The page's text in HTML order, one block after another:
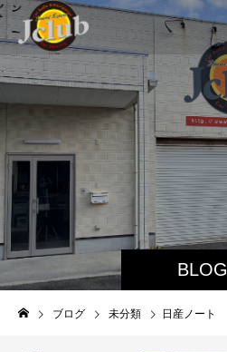
BLOG
ブログ 未分類 日産ノート